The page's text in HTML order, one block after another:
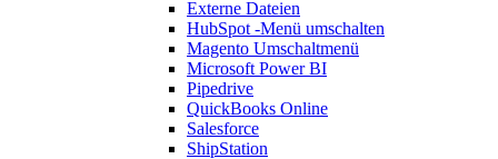
Externe Dateien
HubSpot -Menü umschalten
Magento Umschaltmenü
Microsoft Power BI
Pipedrive
QuickBooks Online
Salesforce
ShipStation